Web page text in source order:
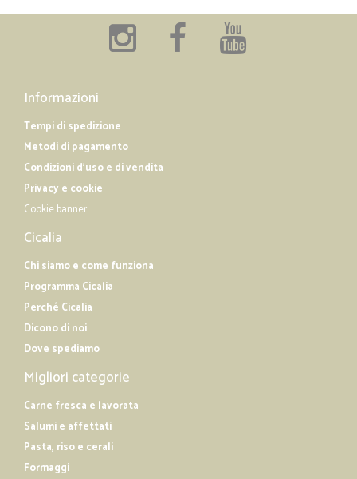
Informazioni
Tempi di spedizione
Metodi di pagamento
Condizioni d'uso e di vendita
Privacy e cookie
Cookie banner
Cicalia
Chi siamo e come funziona
Programma Cicalia
Perché Cicalia
Dicono di noi
Dove spediamo
Migliori categorie
Carne fresca e lavorata
Salumi e affettati
Pasta, riso e cerali
Formaggi